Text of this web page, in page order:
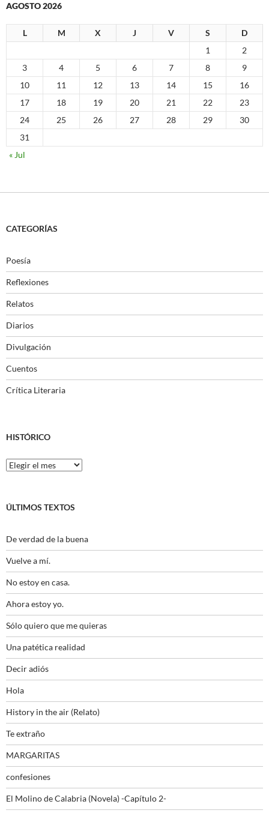
AGOSTO 2026
L M X J V S
D
1
2
3
4 5 6 7 8
9
10
11 12 13 14 15
16
17
18 19 20 21 22
23
24
25 26 27 28 29
30
31
« Jul
CATEGORÍAS
Poesía
Reflexiones
Relatos
Diarios
Divulgación
Cuentos
Crítica Literaria
HISTÓRICO
Histórico
ÚLTIMOS TEXTOS
De verdad de la buena
Vuelve a mí.
No estoy en casa.
Ahora estoy yo.
Sólo quiero que me quieras
Una patética realidad
Decir adiós
Hola
History in the air (Relato)
Te extraño
MARGARITAS
confesiones
El Molino de Calabria (Novela) -Capítulo 2-